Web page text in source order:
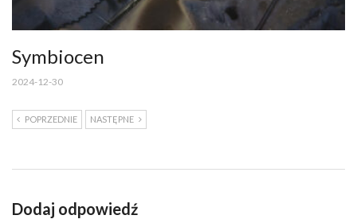
Symbiocen
2024-12-30
POPRZEDNIE NASTĘPNE
Dodaj odpowiedź